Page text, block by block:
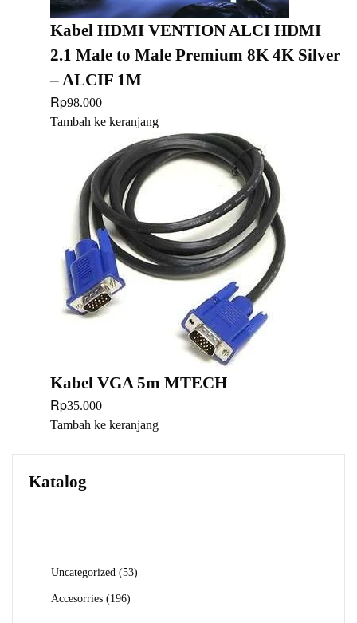
Kabel HDMI VENTION ALCI HDMI
2.1 Male to Male Premium 8K 4K Silver
– ALCIF 1M
Rp98.000
Tambah ke keranjang
Kabel VGA 5m MTECH
Rp35.000
Tambah ke keranjang
Katalog
Uncategorized 5353
Accesorries
196196